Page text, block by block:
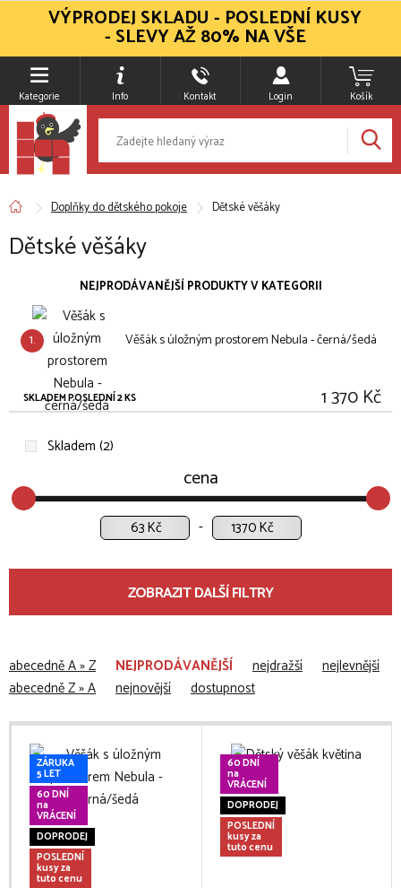
Kategorie Info Kontakt Login Košík
Doplňky do dětského pokoje Dětské věšáky
Dětské věšáky
NEJPRODÁVANĚJŠÍ PRODUKTY V KATEGORII
1. Věšák s úložným prostorem Nebula - černá/šedá
SKLADEM POSLEDNÍ 2 KS 1 370 Kč
Skladem (2)
cena
Kč Kč
ZOBRAZIT DALŠÍ FILTRY
abecedně A » Z NEJPRODÁVANĚJŠÍ nejdražší
nejlevnější
abecedně Z » A
nejnovější dostupnost
ZÁRUKA
5 LET
60 DNÍ
na
VRÁCENÍ
DOPRODEJ
POSLEDNÍ
kusy za
tuto cenu
60 DNÍ
na
VRÁCENÍ
DOPRODEJ
POSLEDNÍ
kusy za
tuto cenu
VÝPRODEJ SKLADU - POSLEDNÍ KUSY
- SLEVY AŽ 80% NA VŠE